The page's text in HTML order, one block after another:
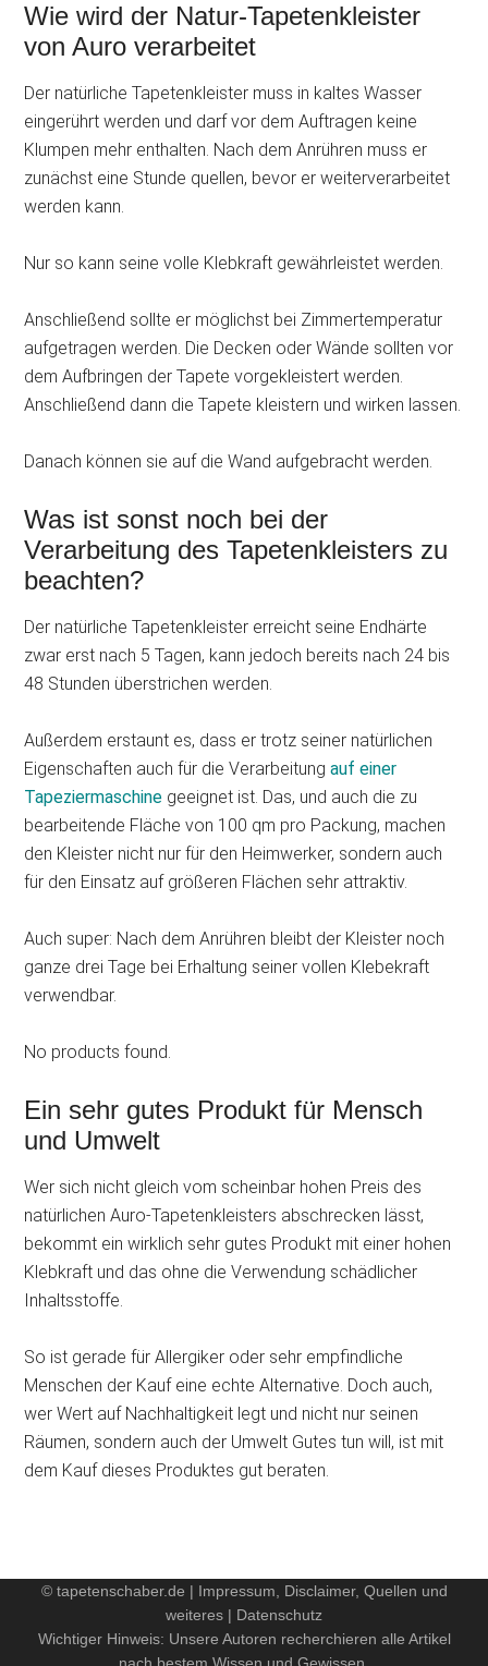
Wie wird der Natur-Tapetenkleister
von Auro verarbeitet
Der natürliche Tapetenkleister muss in kaltes Wasser
eingerührt werden und darf vor dem Auftragen keine
Klumpen mehr enthalten. Nach dem Anrühren muss er
zunächst eine Stunde quellen, bevor er weiterverarbeitet
werden kann.
Nur so kann seine volle Klebkraft gewährleistet werden.
Anschließend sollte er möglichst bei Zimmertemperatur
aufgetragen werden. Die Decken oder Wände sollten vor
dem Aufbringen der Tapete vorgekleistert werden.
Anschließend dann die Tapete kleistern und wirken lassen.
Danach können sie auf die Wand aufgebracht werden.
Was ist sonst noch bei der
Verarbeitung des Tapetenkleisters zu
beachten?
Der natürliche Tapetenkleister erreicht seine Endhärte
zwar erst nach 5 Tagen, kann jedoch bereits nach 24 bis
48 Stunden überstrichen werden.
Außerdem erstaunt es, dass er trotz seiner natürlichen
Eigenschaften auch für die Verarbeitungauf einer
Tapeziermaschine geeignet ist. Das, und auch die zu
bearbeitende Fläche von 100 qm pro Packung, machen
den Kleister nicht nur für den Heimwerker, sondern auch
für den Einsatz auf größeren Flächen sehr attraktiv.
Auch super: Nach dem Anrühren bleibt der Kleister noch
ganze drei Tage bei Erhaltung seiner vollen Klebekraft
verwendbar.
No products found.
Ein sehr gutes Produkt für Mensch
und Umwelt
Wer sich nicht gleich vom scheinbar hohen Preis des
natürlichen Auro-Tapetenkleisters abschrecken lässt,
bekommt ein wirklich sehr gutes Produkt mit einer hohen
Klebkraft und das ohne die Verwendung schädlicher
Inhaltsstoffe.
So ist gerade für Allergiker oder sehr empfindliche
Menschen der Kauf eine echte Alternative. Doch auch,
wer Wert auf Nachhaltigkeit legt und nicht nur seinen
Räumen, sondern auch der Umwelt Gutes tun will, ist mit
dem Kauf dieses Produktes gut beraten.
© tapetenschaber.de | Impressum, Disclaimer, Quellen und
weiteres | Datenschutz
Wichtiger Hinweis: Unsere Autoren recherchieren alle Artikel